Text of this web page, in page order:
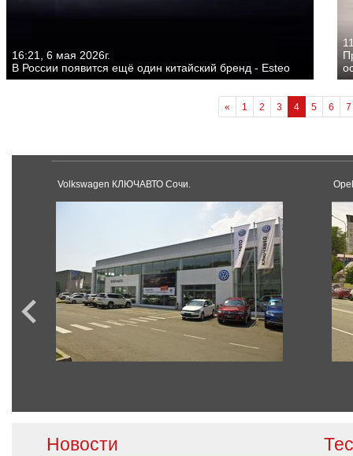
16:21, 6 мая 2026г.
В России появится ещё один китайский бренд - Esteo
« 1 2 3 4 5 6 7
Volkswagen КЛЮЧАВТО Сочи.
Новости